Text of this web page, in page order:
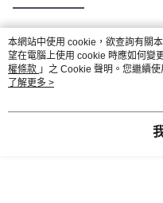
熱門標籤
本網站中使用 cookie，欲查詢有關
望在電腦上使用 cookie 時應如何變
權條款 」之 Cookie 聲明。您繼續
用條款之 Cookie 聲明使用 cookie。
了解更多 >